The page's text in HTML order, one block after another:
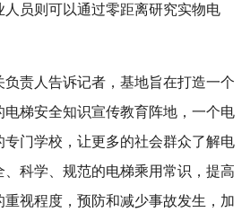
员则可以通过零距离研究实物电
责人告诉记者，基地旨在打造一个
电梯安全知识宣传教育阵地，一个电
门学校，让更多的社会群众了解电
科学、规范的电梯乘用常识，提高
视程度，预防和减少事故发生，加